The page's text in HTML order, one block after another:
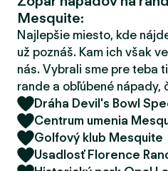
r
Mesquite:
Najlepšie miesto, kde
už poznáš. Kam ich však
nás. Vybrali sme pre teba
rande a obľúbené nápady,
Dráha Devil's Bowl
Centrum umenia
Golfový klub Mesquite
Usadlosť Florence